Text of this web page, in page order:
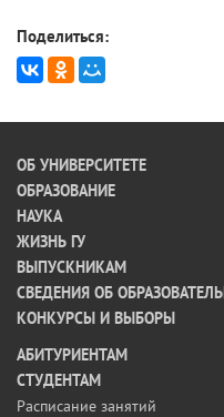
Поделиться:
ОБ УНИВЕРСИТЕТЕ
ОБРАЗОВАНИЕ
НАУКА
ЖИЗНЬ ГУ
ВЫПУСКНИКАМ
СВЕДЕНИЯ ОБ
КОНКУРСЫ И ВЫБОРЫ
АБИТУРИЕНТАМ
СТУДЕНТАМ
Расписание занятий